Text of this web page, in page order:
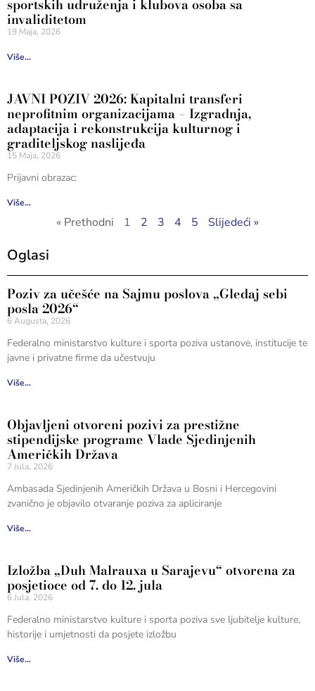
sportskih udruženja i klubova osoba sa
invaliditetom
19 Maja, 2026
Više...
JAVNI POZIV 2026: Kapitalni transferi
neprofitnim organizacijama – Izgradnja,
adaptacija i rekonstrukcija kulturnog i
graditeljskog naslijeđa
15 Maja, 2026
Prijavni obrazac:
Više...
« Prethodni 1 2 3 4 5 Slijedeći »
Oglasi
Poziv za učešće na Sajmu poslova „Gledaj sebi
posla 2026“
6 Augusta, 2026
Federalno ministarstvo kulture i sporta poziva ustanove, institucije te
javne i privatne firme da učestvuju
Više...
Objavljeni otvoreni pozivi za prestižne
stipendijske programe Vlade Sjedinjenih
Američkih Država
7 Jula, 2026
Ambasada Sjedinjenih Američkih Država u Bosni i Hercegovini
zvanično je objavilo otvaranje poziva za apliciranje
Više...
Izložba „Duh Malrauxa u Sarajevu“ otvorena za
posjetioce od 7. do 12. jula
6 Jula, 2026
Federalno ministarstvo kulture i sporta poziva sve ljubitelje kulture,
historije i umjetnosti da posjete izložbu
Više...